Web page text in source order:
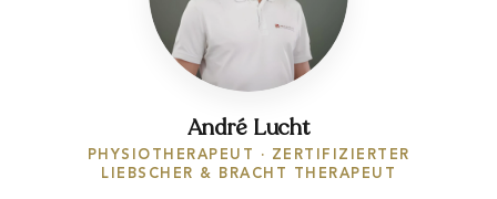
André Lucht
PHYSIOTHERAPEUT · ZERTIFIZIERTER
LIEBSCHER & BRACHT THERAPEUT